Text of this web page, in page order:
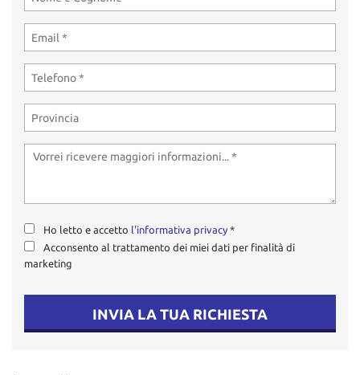
Ho letto e accetto l'informativa privacy *
Acconsento al trattamento dei miei dati per finalità di
marketing
INVIA LA TUA RICHIESTA